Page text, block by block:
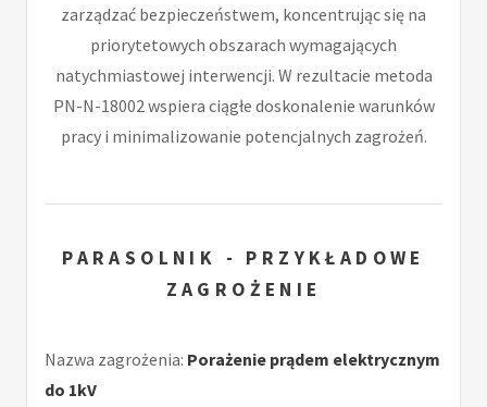
zarządzać bezpieczeństwem, koncentrując się na
priorytetowych obszarach wymagających
natychmiastowej interwencji. W rezultacie metoda
PN-N-18002 wspiera ciągłe doskonalenie warunków
pracy i minimalizowanie potencjalnych zagrożeń.
PARASOLNIK - PRZYKŁADOWE
ZAGROŻENIE
Nazwa zagrożenia: Porażenie prądem elektrycznym
do 1kV